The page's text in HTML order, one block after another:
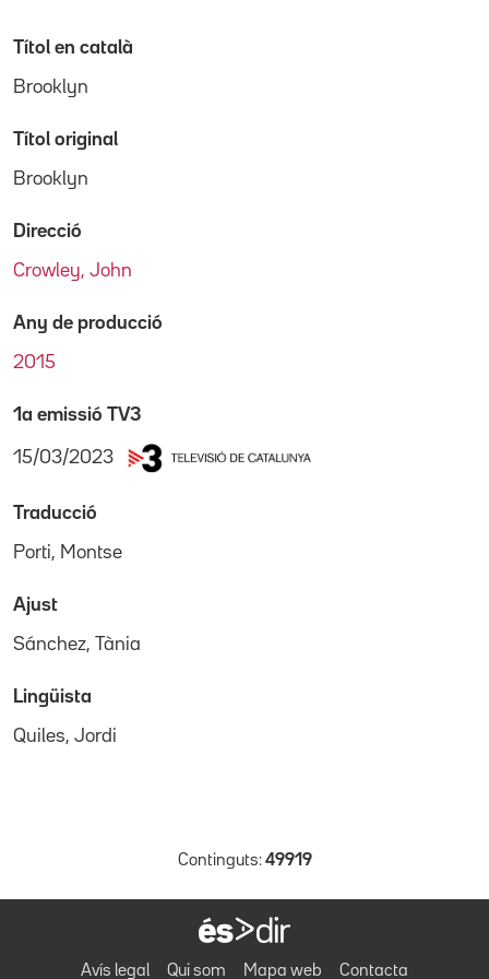
Títol en català
Brooklyn
Títol original
Brooklyn
Direcció
Crowley, John
Any de producció
2015
1a emissió TV3
15/03/2023
Traducció
Porti, Montse
Ajust
Sánchez, Tània
Lingüista
Quiles, Jordi
Continguts: 49919
Avís legal Qui som Mapa web Contacta